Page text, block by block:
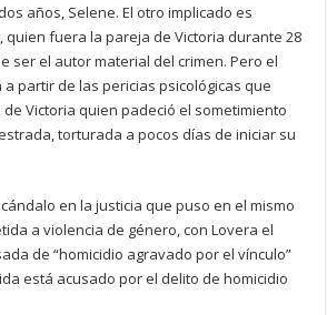
años, Selene. El otro implicado es
quien fuera la pareja de Victoria durante 28
ser el autor material del crimen. Pero el
partir de las pericias psicológicas que
Victoria quien padeció el sometimiento
torturada a pocos días de iniciar su
en la justicia que puso en el mismo
a violencia de género, con Lovera el
de “homicidio agravado por el vínculo”
está acusado por el delito de homicidio